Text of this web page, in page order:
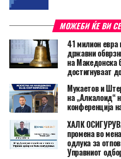
МОЖЕБИ ЌЕ ВИ
41 милион
државни
на Македонска
достигнуваат
Мукаетов и
на „Алкалоид“
конференција
ХАЛК
промена во
одлука за
Управниот